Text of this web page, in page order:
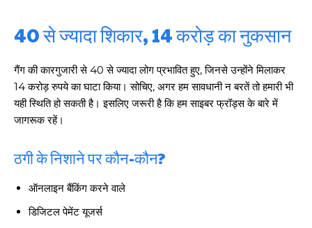
40 से ज्यादा शिकार, 14 करोड़ का नुकसान
गैंग की कारगुजारी से 40 से ज्यादा लोग प्रभावित हुए, जिनसे उन्होंने मिलाकर
14 करोड़ रुपये का घाटा किया। सोचिए, अगर हम सावधानी न बरतें तो हमारी भी
यही स्थिति हो सकती है। इसलिए जरूरी है कि हम साइबर फ्रॉड्स के बारे में
जागरूक रहें।
ठगी के निशाने पर कौन-कौन?
ऑनलाइन बैंकिंग करने वाले
डिजिटल पेमेंट यूजर्स